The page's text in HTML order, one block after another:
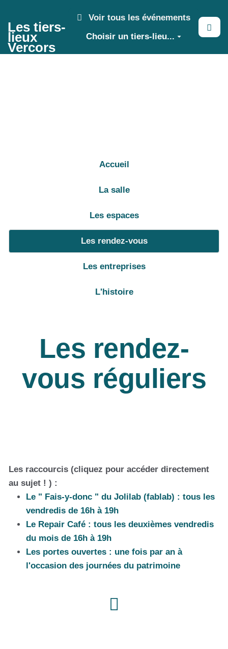
Aller au contenu principal
Les tiers-
lieux
Vercors
Voir tous les événements
Choisir un tiers-lieu...
Accueil
La salle
Les espaces
Les rendez-vous
Les entreprises
L'histoire
Les rendez-
vous réguliers
Les raccourcis (cliquez pour accéder directement
au sujet ! ) :
Le " Fais-y-donc " du Jolilab (fablab) : tous les
vendredis de 16h à 19h
Le Repair Café : tous les deuxièmes vendredis
du mois de 16h à 19h
Les portes ouvertes : une fois par an à
l'occasion des journées du patrimoine